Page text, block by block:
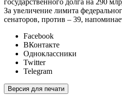
государственного долга на 290
За увеличение лимита
сенаторов, против – 39,
Facebook
ВКонтакте
Одноклассники
Twitter
Telegram
Версия для печати